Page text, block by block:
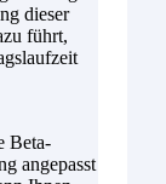
dieser
führt,
Beta-
angepasst